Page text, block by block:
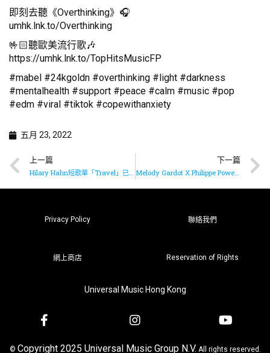
即刻去聽《Overthinking》🎧
umhk.lnk.to/Overthinking
🤟🏻聽歐美流行歌🎶
https://umhk.lnk.to/TopHitsMusicFP
#mabel #24kgoldn #overthinking #light #darkness
#mentalhealth #support #peace #calm #music #pop
#edm #viral #tiktok #copewithanxiety
五月 23, 2022
上一篇
Hilary Hahn短歌單「Travel」已推出
下一篇
Melody Gardot X Philippe Powell首張雙人專輯《Entre eux deux》已推出
Privacy Policy 聯絡我們
網上商店 Reservation of Rights
Universal Music Hong Kong
© Copyright 2025 Universal Music Group N.V. All rights reserved.